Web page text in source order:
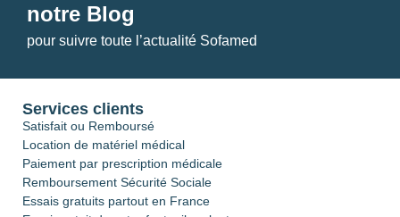
notre Blog
pour suivre toute l’actualité Sofamed
Services clients
Satisfait ou Remboursé
Location de matériel médical
Paiement par prescription médicale
Remboursement Sécurité Sociale
Essais gratuits partout en France